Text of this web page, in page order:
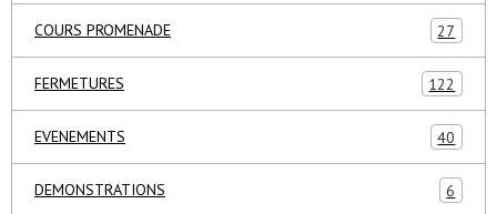
COURS PROMENADE 27
FERMETURES 122
EVENEMENTS 40
DEMONSTRATIONS 6